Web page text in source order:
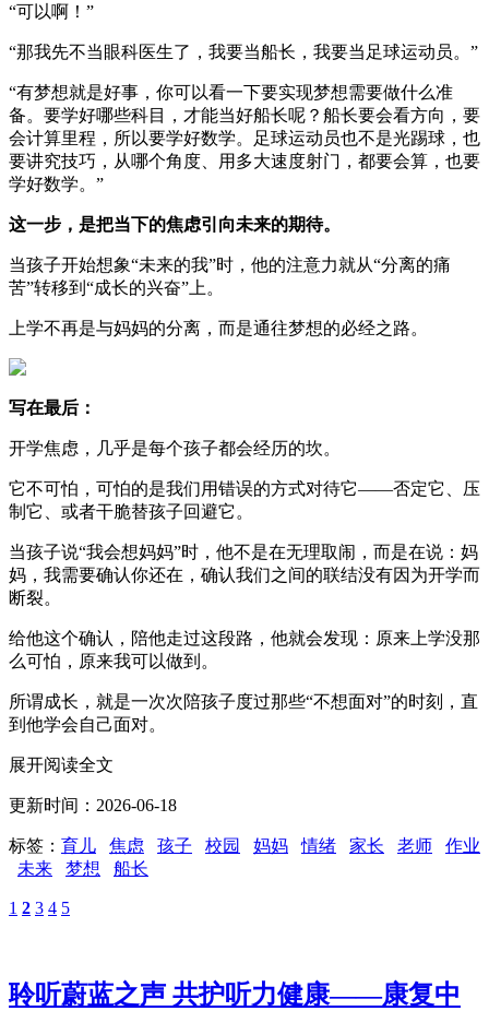
“可以啊！”
“那我先不当眼科医生了，我要当船长，我要当足球运动员。”
“有梦想就是好事，你可以看一下要实现梦想需要做什么准
备。要学好哪些科目，才能当好船长呢？船长要会看方向，要
会计算里程，所以要学好数学。足球运动员也不是光踢球，也
要讲究技巧，从哪个角度、用多大速度射门，都要会算，也要
学好数学。”
这一步，是把当下的焦虑引向未来的期待。
当孩子开始想象“未来的我”时，他的注意力就从“分离的痛
苦”转移到“成长的兴奋”上。
上学不再是与妈妈的分离，而是通往梦想的必经之路。
写在最后：
开学焦虑，几乎是每个孩子都会经历的坎。
它不可怕，可怕的是我们用错误的方式对待它——否定它、压
制它、或者干脆替孩子回避它。
当孩子说“我会想妈妈”时，他不是在无理取闹，而是在说：妈
妈，我需要确认你还在，确认我们之间的联结没有因为开学而
断裂。
给他这个确认，陪他走过这段路，他就会发现：原来上学没那
么可怕，原来我可以做到。
所谓成长，就是一次次陪孩子度过那些“不想面对”的时刻，直
到他学会自己面对。
展开阅读全文
更新时间：2026-06-18
标签： 育儿 焦虑 孩子 校园 妈妈 情绪 家长 老师
作业
未来
梦想 船长
1 2 3 4 5
聆听蔚蓝之声 共护听力健康——康复中